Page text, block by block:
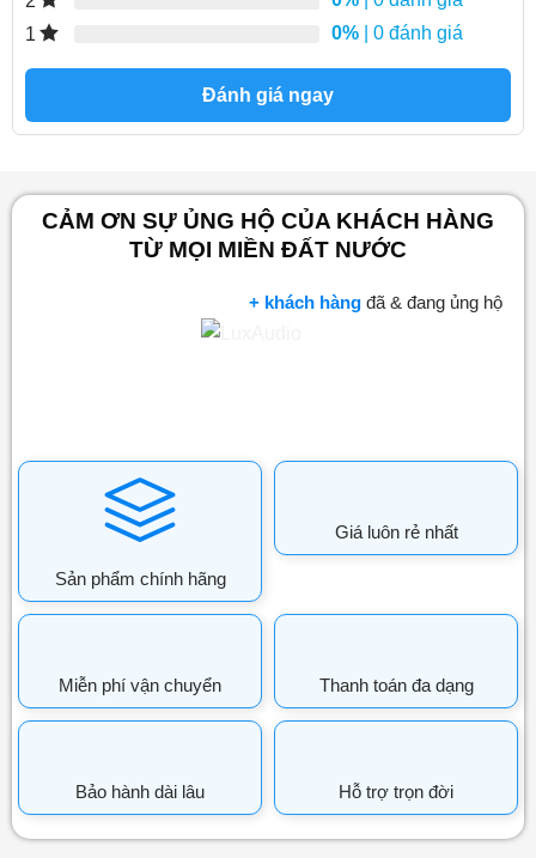
1
0% | 0 đánh giá
Đánh giá ngay
CẢM ƠN SỰ ỦNG HỘ CỦA KHÁCH HÀNG
TỪ MỌI MIỀN ĐẤT NƯỚC
+ khách hàng đã & đang ủng hộ
Sản phẩm chính hãng
Giá luôn rẻ nhất
Miễn phí vận chuyển Thanh toán đa dạng
Bảo hành dài lâu Hỗ trợ trọn đời